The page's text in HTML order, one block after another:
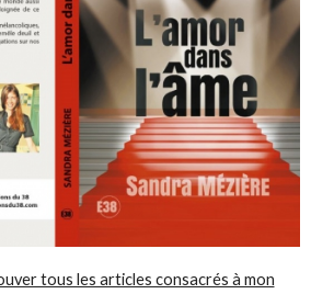
tous les articles consacrés à mon